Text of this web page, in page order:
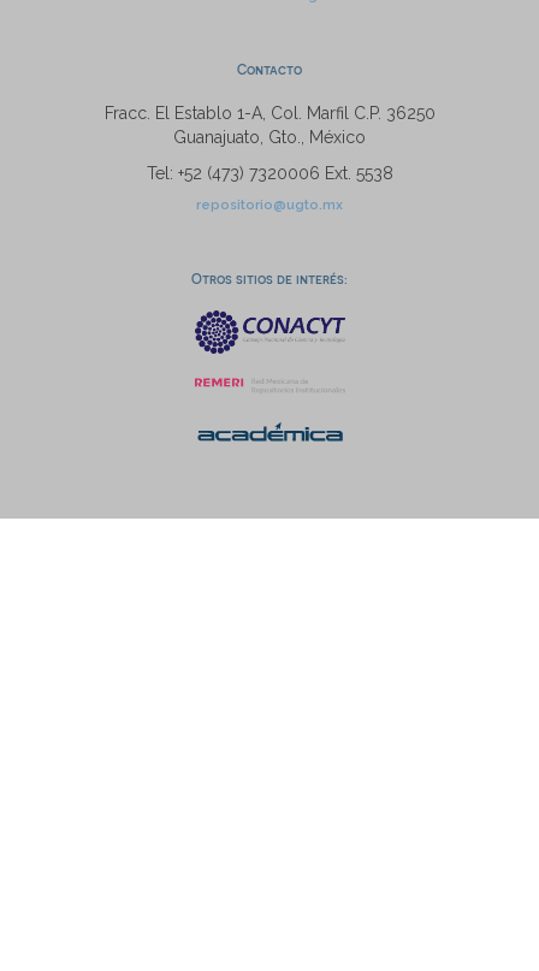
Contacto
Fracc. El Establo 1-A, Col. Marfil C.P. 36250
Guanajuato, Gto., México
Tel: +52 (473) 7320006 Ext. 5538
repositorio@ugto.mx
Otros sitios de interés: